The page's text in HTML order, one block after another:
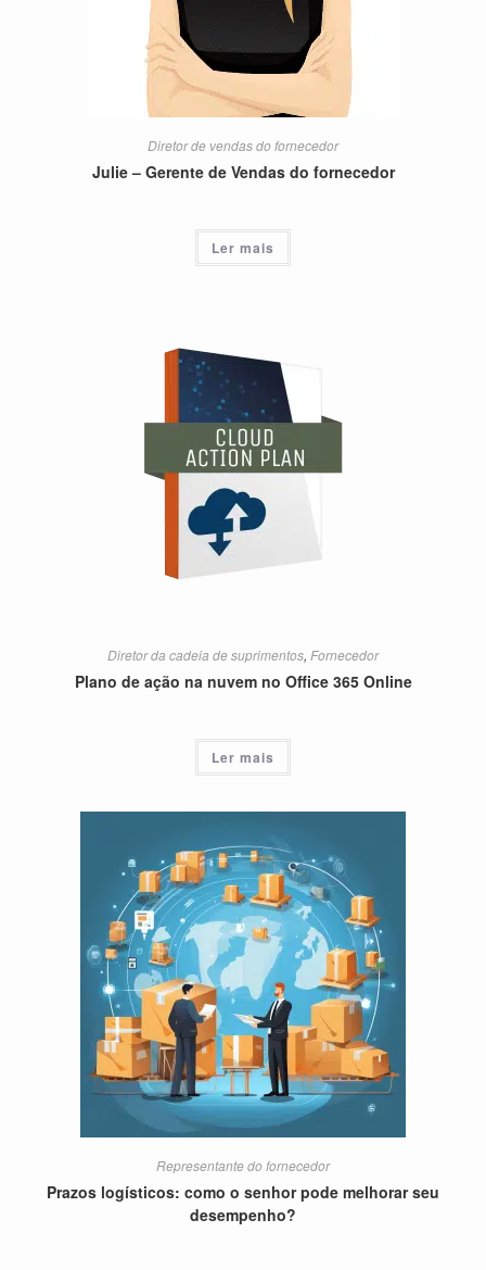
Diretor de vendas do fornecedor
Julie – Gerente de Vendas do fornecedor
Ler mais
Diretor da cadeia de suprimentos, Fornecedor
Plano de ação na nuvem no Office 365 Online
Ler mais
Representante do fornecedor
Prazos logísticos: como o senhor pode melhorar seu
desempenho?